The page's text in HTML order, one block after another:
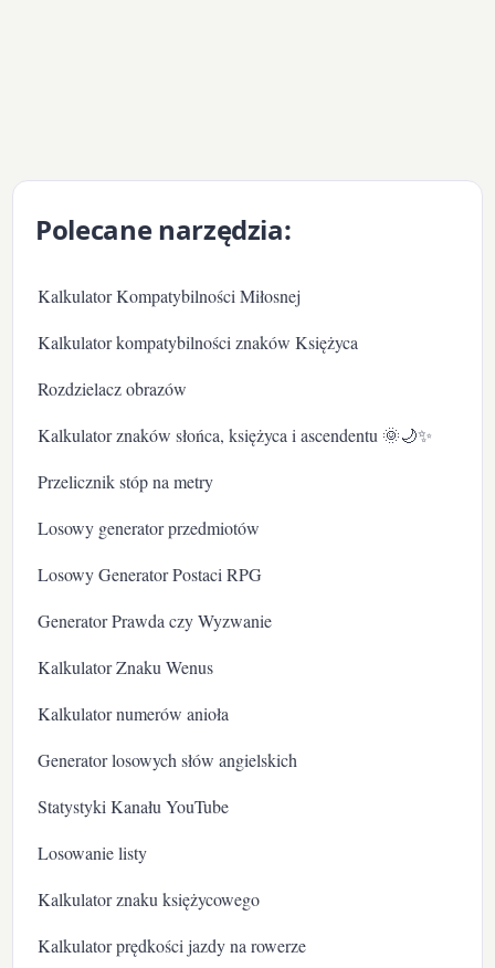
Polecane narzędzia:
Kalkulator Kompatybilności Miłosnej
Kalkulator kompatybilności znaków Księżyca
Rozdzielacz obrazów
Kalkulator znaków słońca, księżyca i ascendentu 🌞🌙✨
Przelicznik stóp na metry
Losowy generator przedmiotów
Losowy Generator Postaci RPG
Generator Prawda czy Wyzwanie
Kalkulator Znaku Wenus
Kalkulator numerów anioła
Generator losowych słów angielskich
Statystyki Kanału YouTube
Losowanie listy
Kalkulator znaku księżycowego
Kalkulator prędkości jazdy na rowerze